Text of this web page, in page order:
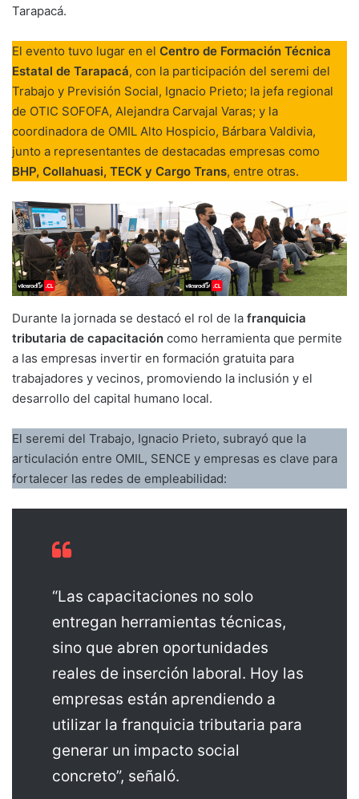
Tarapacá.
El evento tuvo lugar en el Centro de Formación Técnica
Estatal de Tarapacá, con la participación del seremi del
Trabajo y Previsión Social, Ignacio Prieto; la jefa regional
de OTIC SOFOFA, Alejandra Carvajal Varas; y la
coordinadora de OMIL Alto Hospicio, Bárbara Valdivia,
junto a representantes de destacadas empresas como
BHP, Collahuasi, TECK y Cargo Trans, entre otras.
Durante la jornada se destacó el rol de la franquicia
tributaria de capacitación como herramienta que permite
a las empresas invertir en formación gratuita para
trabajadores y vecinos, promoviendo la inclusión y el
desarrollo del capital humano local.
El seremi del Trabajo, Ignacio Prieto, subrayó que la
articulación entre OMIL, SENCE y empresas es clave para
fortalecer las redes de empleabilidad:
“Las capacitaciones no solo
entregan herramientas técnicas,
sino que abren oportunidades
reales de inserción laboral. Hoy las
empresas están aprendiendo a
utilizar la franquicia tributaria para
generar un impacto social
concreto”, señaló.